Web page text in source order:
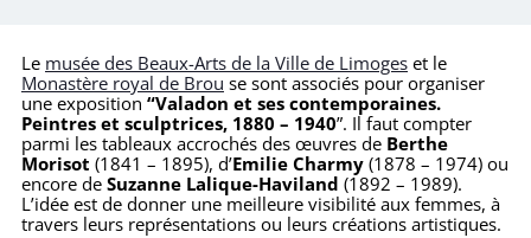
Le musée des Beaux-Arts de la Ville de Limoges et le
Monastère royal de Brou se sont associés pour organiser
une exposition “Valadon et ses contemporaines.
Peintres et sculptrices, 1880 – 1940”. Il faut compter
parmi les tableaux accrochés des œuvres de Berthe
Morisot (1841 – 1895), d’Emilie Charmy (1878 – 1974) ou
encore de Suzanne Lalique-Haviland (1892 – 1989).
L’idée est de donner une meilleure visibilité aux femmes, à
travers leurs représentations ou leurs créations artistiques.